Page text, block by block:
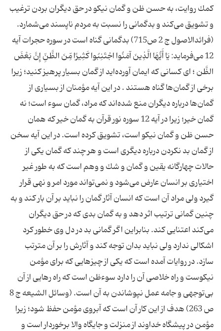
كمك روایت، به حسن ظن و گمان نیكو در حق دیگران بردن ترغیب
و تشویق می‌كند و بدگمانی را نسبت به مردم ناپسند می‌شمارد.
(فرائدالاصول ج 2 ص715) بدگمانی گناه است در سوره حجرات آیه
12 می‌فرماید: یَا أَیُّهَا الَّذِینَ آمَنُوا اجْتَنِبُوا كَثِیرًا مِّنَ الظَّنِّ إِنَّ بَعْضَ
الظَّن ؛ ای كسانی كه ایمان آورده‌اید از گمان بسیار پرهیز كنید؛ زیرا
برخی از گمان‌ها گناه هستند . در این آیه مؤمنان از بسیاری از
گمان‌ها درباره دیگران منع شده‌اند كه مراد، گمان سوء است؛ نه
گمان خیر؛ زیرا در آیه 12 سوره نور قرآن به گمان خیر كه همان
حسن ظن و گمان نیكو است، تشویق كرده است. در این آیه سخن
از گمان بد نكردن درباره دیگری است و هر چند كه گمان یكی از
حالات چهارگانه یقین و گمان و شك و وهم است كه به طور غیر
اختیاری بر انسان عارض می‌شود و نمی‌تواند مورد امر و نهی قرار
گیرد ولی مراد آن است كه انسان آثار گمان را نباید بر آن بار كند و به
چنین گمانی ترتیب اثر دهد و به گمان بدی كه در حق دیگران
می‌كند اعتنایی كند. بنابراین اگر گمانی بد در دل وی خطور كرد
اشكالی ندارد ولی نباید بدان توجه كند و آثارش را بر آن مترتب
سازد. در روایات آمده است كه یكی از چیزهایی كه برای مؤمن
نیكوست و راه خلاصی آن را دارد سوءظن است كه راه رهایی از آن
بی‌توجهی و جامه عمل نپوشاندن به آن است. (وسائل الشیعه ج 8
ص 263) هدف از این كار آن است كه آبروی مؤمن حفظ شود؛ زیرا
مؤمن در پیشگاه خداوند از منزلت و جایگاه والا برخوردار است و